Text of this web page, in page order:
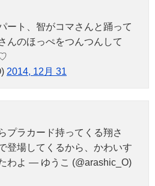
ート、智がコマさんと踊って
んのほっぺをつんつんして
2014, 12月 31
プラカード持ってくる翔さ
登場してくるから、かわいす
わよ — ゆうこ (@arashic_O)